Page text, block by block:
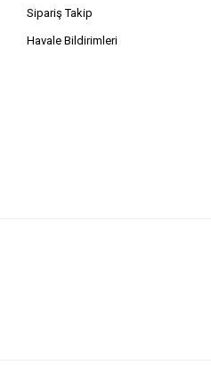
Sipariş Takip
Havale Bildirimleri